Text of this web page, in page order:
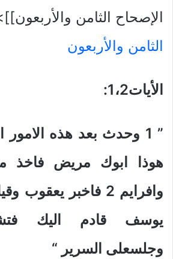
الإصحاح الثامن
الثامن والأربعون
الأيات1،2 :
” 1
وحدث بعد هذه الامور
هوذا ابوك مريض فاخذ
وافرايم 2 فاخبر
يوسف قادم اليك
وجلسعلى السرير “